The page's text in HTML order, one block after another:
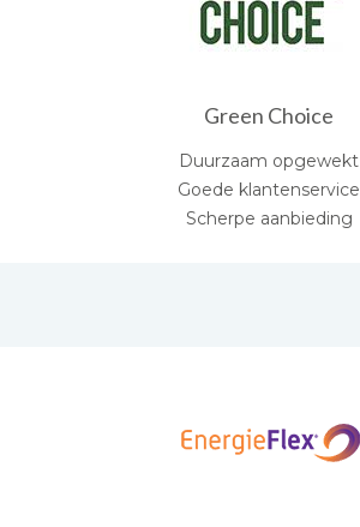
Green Choice
Duurzaam opgewekt
Goede klantenservice
Scherpe aanbieding